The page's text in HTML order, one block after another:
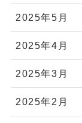
2025年5月
2025年4月
2025年3月
2025年2月